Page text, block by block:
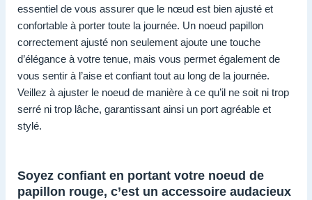
essentiel de vous assurer que le nœud est bien ajusté et
confortable à porter toute la journée. Un noeud papillon
correctement ajusté non seulement ajoute une touche
d’élégance à votre tenue, mais vous permet également de
vous sentir à l’aise et confiant tout au long de la journée.
Veillez à ajuster le noeud de manière à ce qu’il ne soit ni trop
serré ni trop lâche, garantissant ainsi un port agréable et
stylé.
Soyez confiant en portant votre noeud de
papillon rouge, c’est un accessoire audacieux